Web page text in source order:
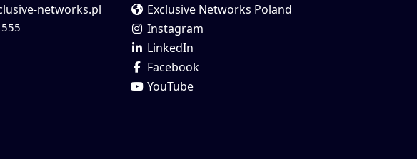
networks.pl
Exclusive Networks Poland
Instagram
LinkedIn
Facebook
YouTube